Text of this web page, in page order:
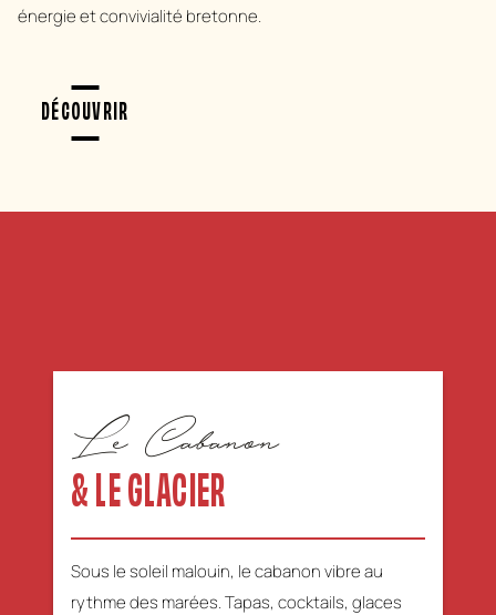
énergie et convivialité bretonne.
DÉCOUVRIR
Le Cabanon
& LE GLACIER
Sous le soleil malouin, le cabanon vibre au
rythme des marées. Tapas, cocktails, glaces